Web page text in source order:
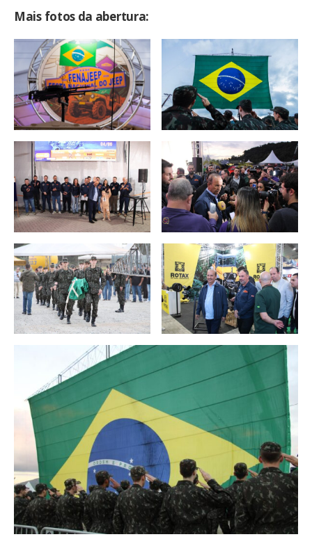
Mais fotos da abertura: